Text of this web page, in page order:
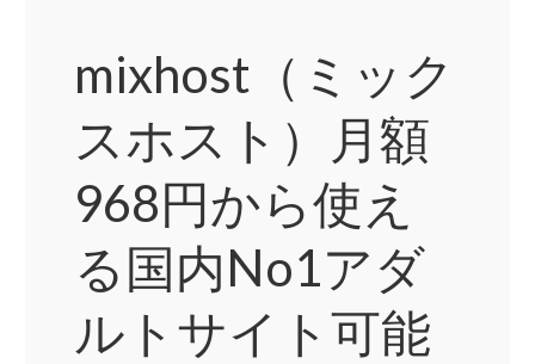
mixhost（ミック
スホスト）月額
968円から使え
る国内No1アダ
ルトサイト可能